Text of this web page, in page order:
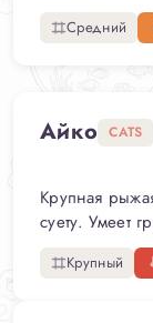
Средний
Айко CATS
Крупная
суету. Умеет
Крупный